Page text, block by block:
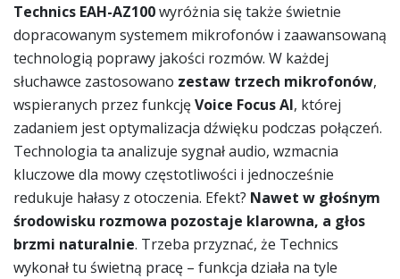
Technics EAH-AZ100wyróżnia się także świetnie
dopracowanym systemem mikrofonów i zaawansowaną
technologią poprawy jakości rozmów. W każdej
słuchawce zastosowano zestaw trzech mikrofonów,
wspieranych przez funkcjęVoice Focus AI, której
zadaniem jest optymalizacja dźwięku podczas połączeń.
Technologia ta analizuje sygnał audio, wzmacnia
kluczowe dla mowy częstotliwości i jednocześnie
redukuje hałasy z otoczenia. Efekt? Nawet w głośnym
środowisku rozmowa pozostaje klarowna, a głos
brzmi naturalnie. Trzeba przyznać, że Technics
wykonał tu świetną pracę – funkcja działa na tyle